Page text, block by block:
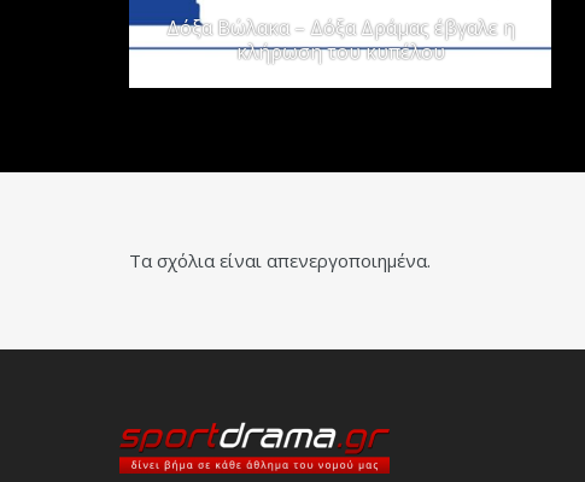
Δόξα Βώλακα – Δόξα Δράμας έβγαλε η
κλήρωση του κυπέλου
Τα σχόλια είναι απενεργοποιημένα.